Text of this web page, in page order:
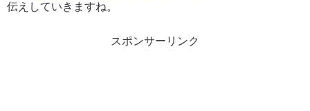
伝えしていきますね。
スポンサーリンク